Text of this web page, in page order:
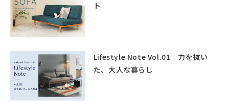
ト
Lifestyle Note Vol.01｜力を抜い
た、大人な暮らし